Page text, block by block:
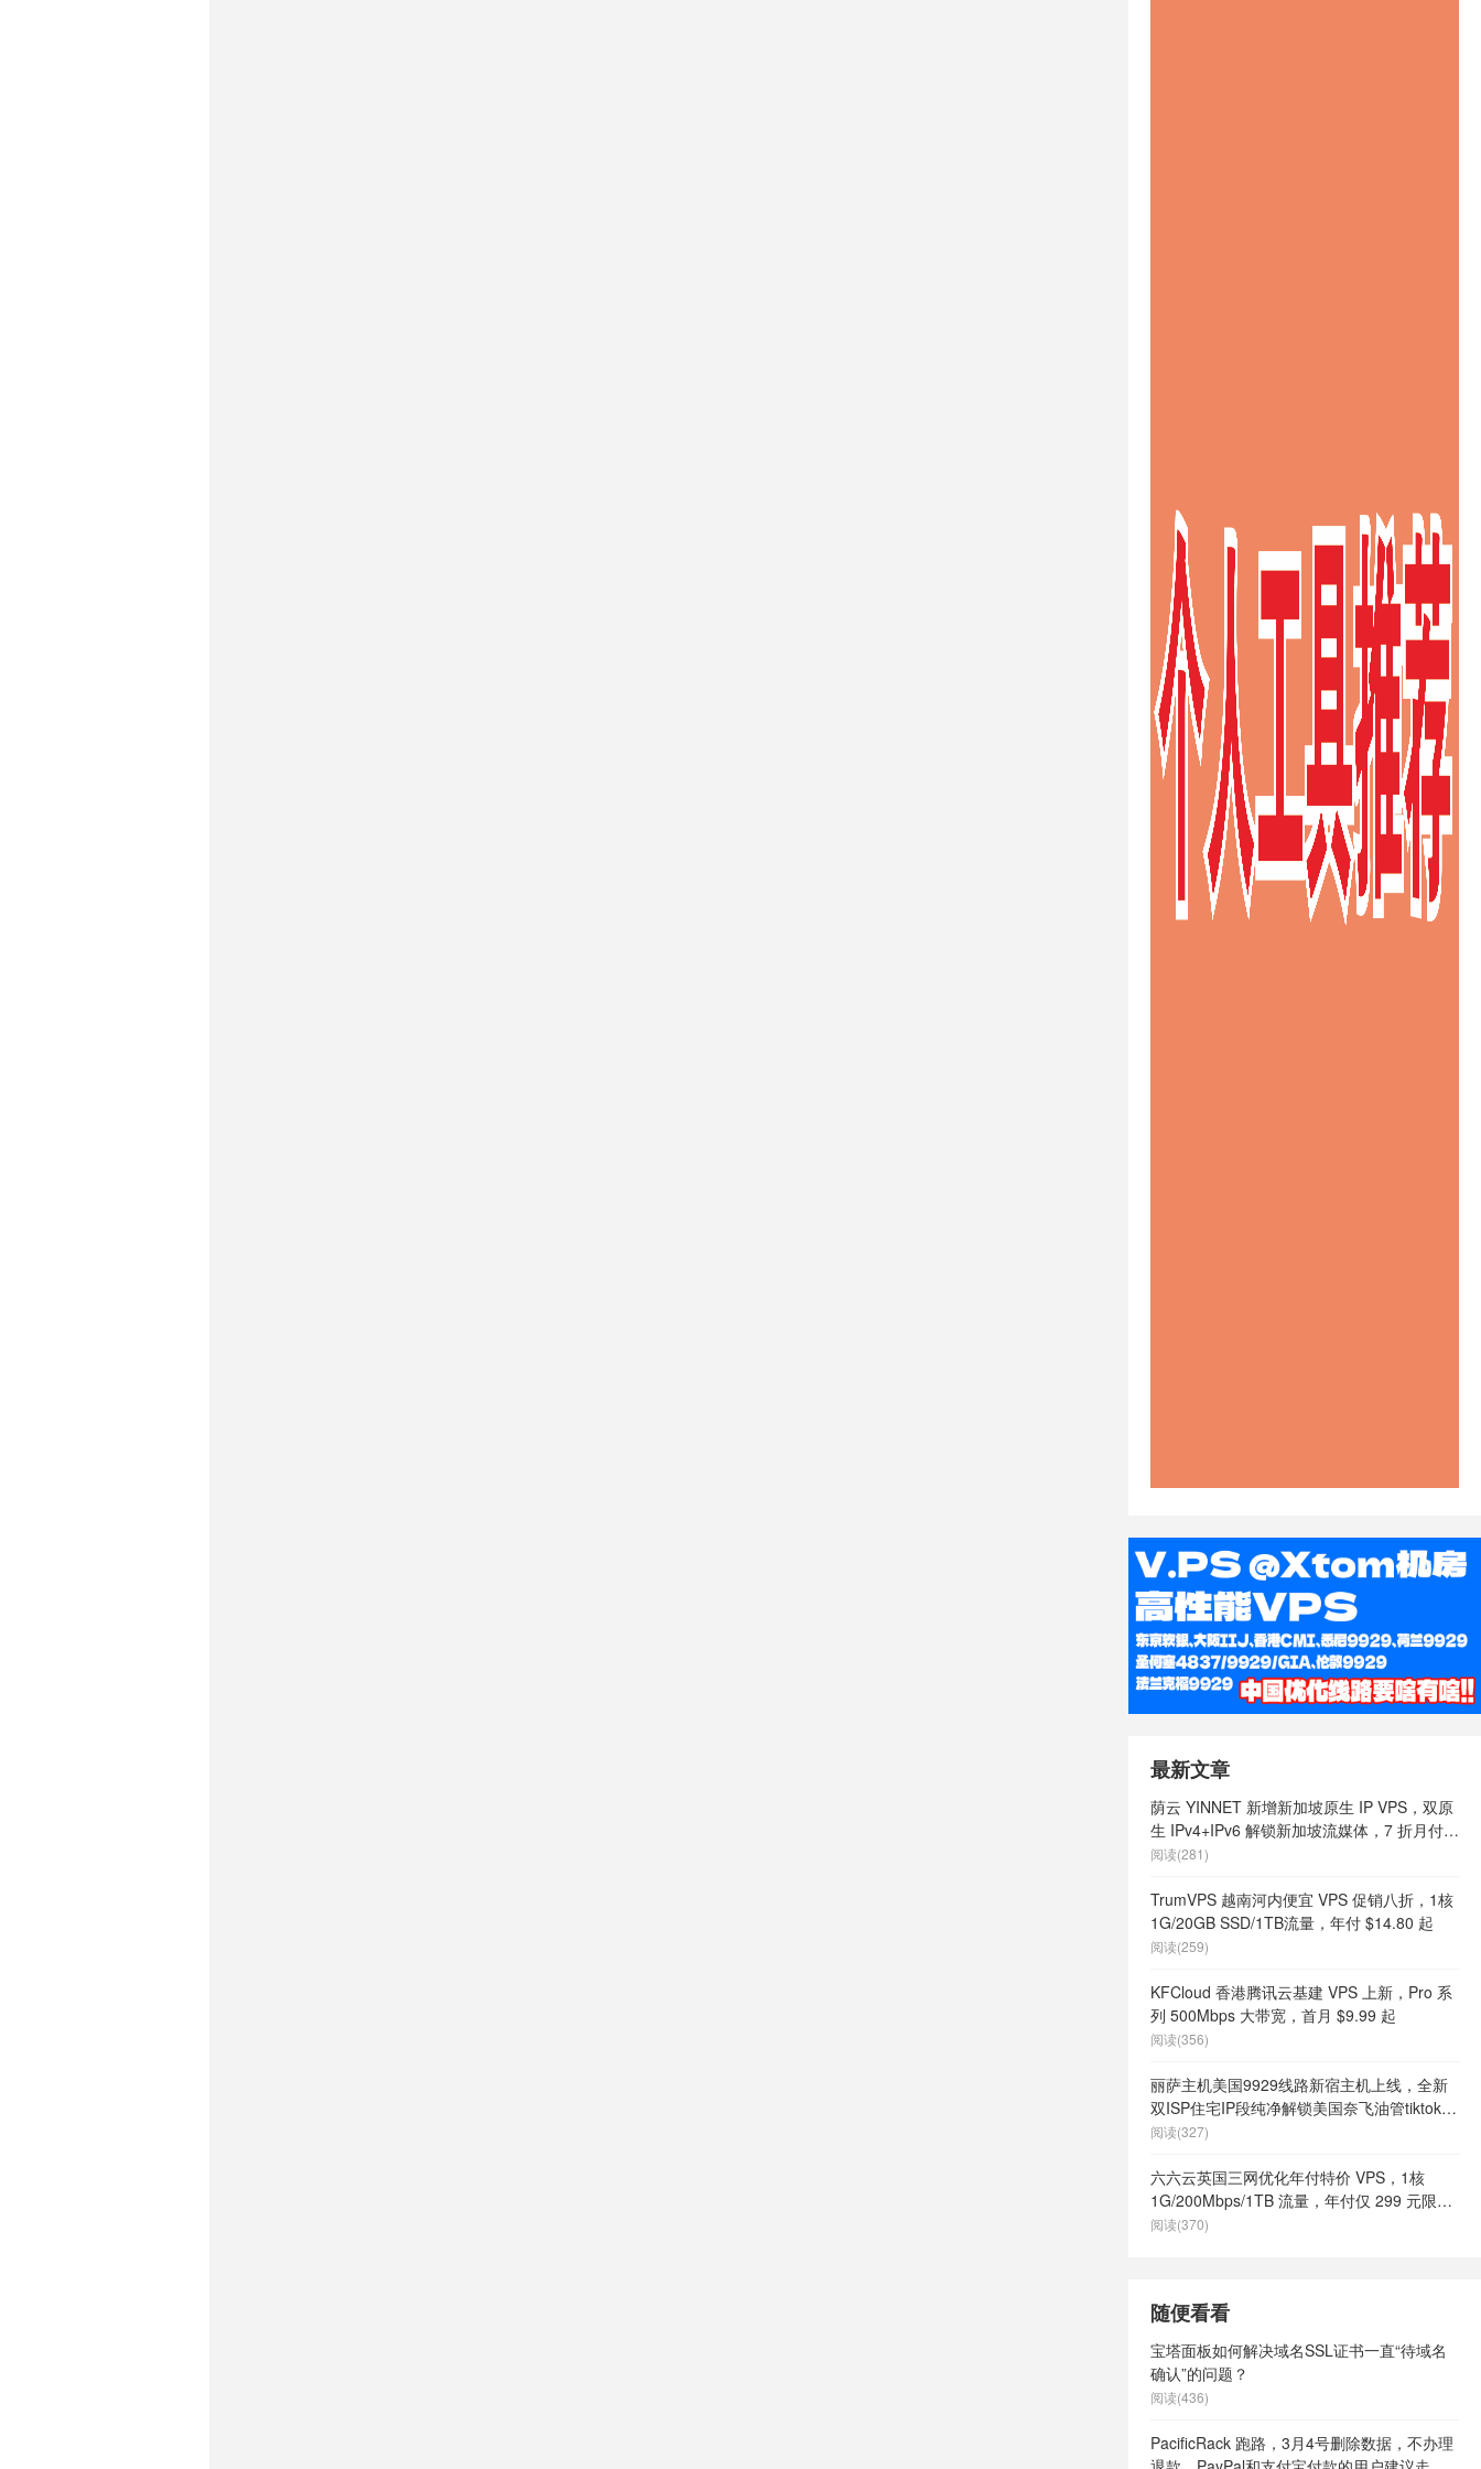
最新文章
荫云 YINNET 新增新加坡原生 IP VPS，双原
生 IPv4+IPv6 解锁新加坡流媒体，7 折月付
$7 起
阅读(281)
TrumVPS 越南河内便宜 VPS 促销八折，1核
1G/20GB SSD/1TB流量，年付 $14.80 起
阅读(259)
KFCloud 香港腾讯云基建 VPS 上新，Pro 系
列 500Mbps 大带宽，首月 $9.99 起
阅读(356)
丽萨主机美国9929线路新宿主机上线，全新
双ISP住宅IP段纯净解锁美国奈飞油管tiktok等
流媒体，月付68元起
阅读(327)
六六云英国三网优化年付特价 VPS，1核
1G/200Mbps/1TB 流量，年付仅 299 元限量
66 个
阅读(370)
随便看看
宝塔面板如何解决域名SSL证书一直“待域名
确认”的问题？
阅读(436)
PacificRack 跑路，3月4号删除数据，不办理